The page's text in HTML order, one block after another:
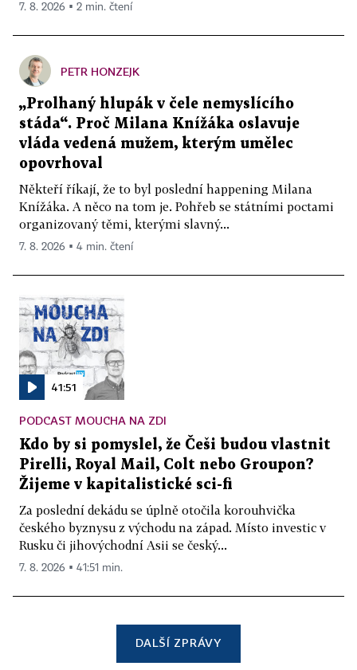
7. 8. 2026 ▪ 2 min. čtení
PETR HONZEJK
„Prolhaný hlupák v čele nemyslícího
stáda“. Proč Milana Knížáka oslavuje
vláda vedená mužem, kterým umělec
opovrhoval
Někteří říkají, že to byl poslední happening Milana
Knížáka. A něco na tom je. Pohřeb se státními poctami
organizovaný těmi, kterými slavný...
7. 8. 2026 ▪ 4 min. čtení
41:51
PODCAST MOUCHA NA ZDI
Kdo by si pomyslel, že Češi budou vlastnit
Pirelli, Royal Mail, Colt nebo Groupon?
Žijeme v kapitalistické sci-fi
Za poslední dekádu se úplně otočila korouhvička
českého byznysu z východu na západ. Místo investic v
Rusku či jihovýchodní Asii se český...
7. 8. 2026 ▪ 41:51 min.
DALŠÍ ZPRÁVY